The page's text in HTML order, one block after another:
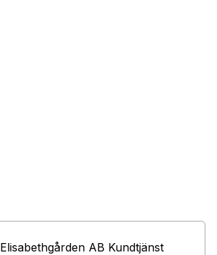
Elisabethgården AB Kundtjänst